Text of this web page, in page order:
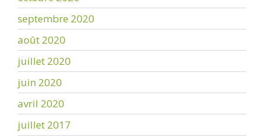
septembre 2020
août 2020
juillet 2020
juin 2020
avril 2020
juillet 2017